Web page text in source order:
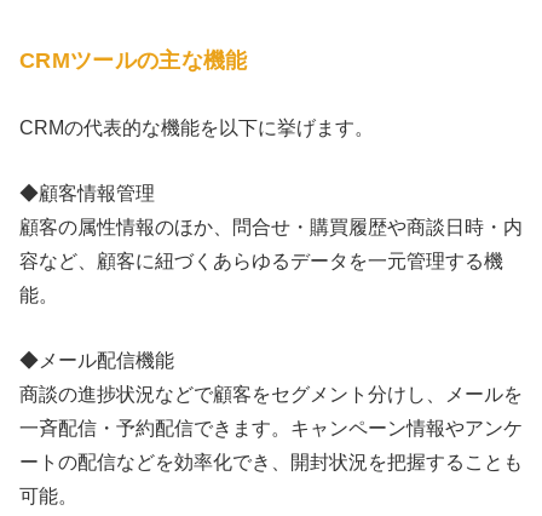
CRMツールの主な機能
CRMの代表的な機能を以下に挙げます。
◆顧客情報管理
顧客の属性情報のほか、問合せ・購買履歴や商談日時・内
容など、顧客に紐づくあらゆるデータを一元管理する機
能。
◆メール配信機能
商談の進捗状況などで顧客をセグメント分けし、メールを
一斉配信・予約配信できます。キャンペーン情報やアンケ
ートの配信などを効率化でき、開封状況を把握することも
可能。